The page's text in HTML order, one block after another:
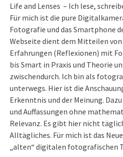
Life and Lenses – Ich lese,
Für mich ist die pure
Fotografie und das Smartphone
Webseite dient dem Mitteilen von
Erfahrungen (Reflexionen) mit
bis Smart in Praxis und Theorie
zwischendurch. Ich bin als
unterwegs. Hier ist die
Erkenntnis und der Meinung.
und Auffassungen ohne
Relevanz. Es gibt hier nicht
Alltägliches. Für mich ist das
„alten“ digitalen fotografischen